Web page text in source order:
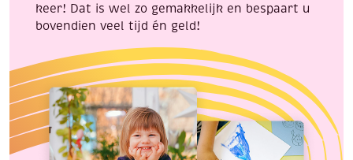
keer! Dat is wel zo gemakkelijk en bespaart u
bovendien veel tijd én geld!